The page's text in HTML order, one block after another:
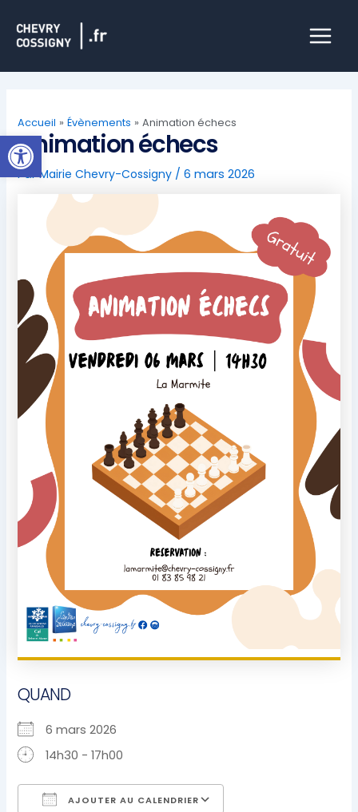
Ouvrir la barre d’outils
contenu
Menu
Accueil Évènements Animation échecs
Animation échecs
ParMairie Chevry-Cossigny /6 mars 2026
QUAND
6 mars 2026
14h30 - 17h00
AJOUTER AU CALENDRIER